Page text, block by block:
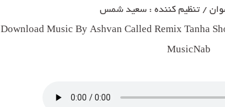
/ تنظیم کننده : سعید شمس
Download Music By Ashvan Called Remix Tanha
MusicNab